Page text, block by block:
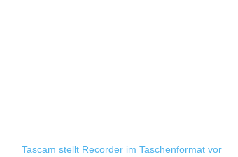
Tascam stellt Recorder im Taschenformat vor